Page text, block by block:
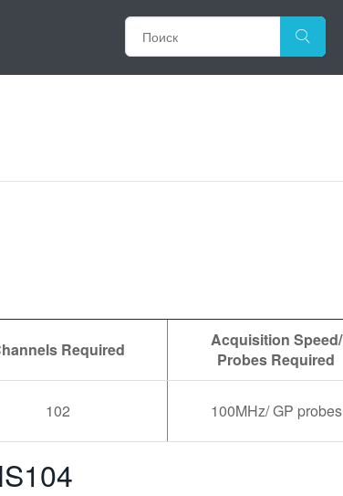
Required
Acquisition Speed/
Probes Required
102 100MHz/ GP probes